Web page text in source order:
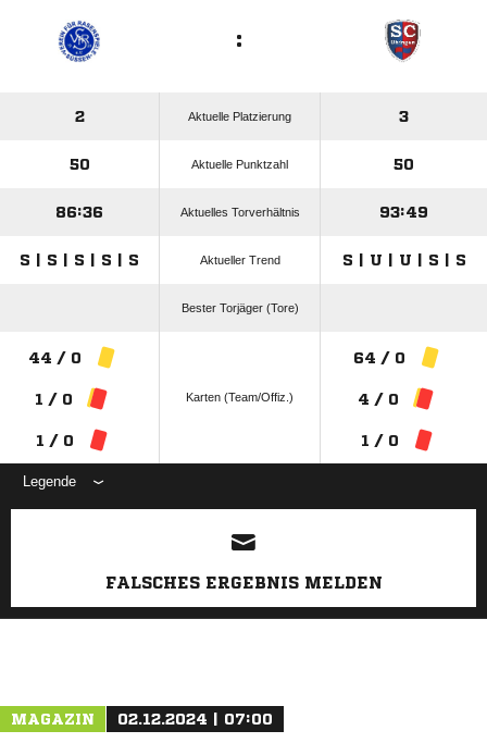
:
2 Aktuelle Platzierung 3
50 Aktuelle Punktzahl 50
86:36 Aktuelles Torverhältnis 93:49
S | S | S | S | S Aktueller Trend S | U | U | S | S
Bester Torjäger (Tore)
44 / 0
1 / 0
1 / 0
Karten (Team/Offiz.)
64 / 0
4 / 0
1 / 0
Legende
ANZEIGE
FALSCHES ERGEBNIS MELDEN
MAGAZIN 02.12.2024 | 07:00